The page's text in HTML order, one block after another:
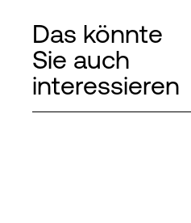
Das könnte
Sie auch
interessieren